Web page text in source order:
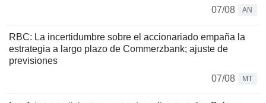
07/08 AN
RBC: La incertidumbre sobre el accionariado empaña la
estrategia a largo plazo de Commerzbank; ajuste de
previsiones
07/08
MT